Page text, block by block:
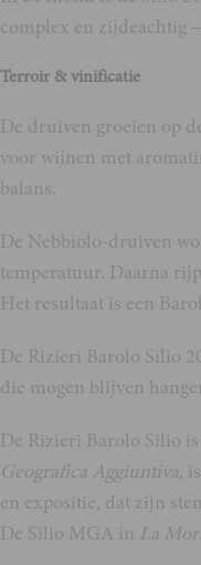
complex en zijdeachtig
Terroir & vinificatie
De druiven groeien op
voor wijnen met
balans.
De Nebbiolo-druiven
temperatuur. Daarna
Het resultaat is een
De Rizieri Barolo Silio
die mogen blijven
De Rizieri Barolo Silio
Geografica Aggiuntiva,
en expositie, dat zijn
De Silio MGA in La